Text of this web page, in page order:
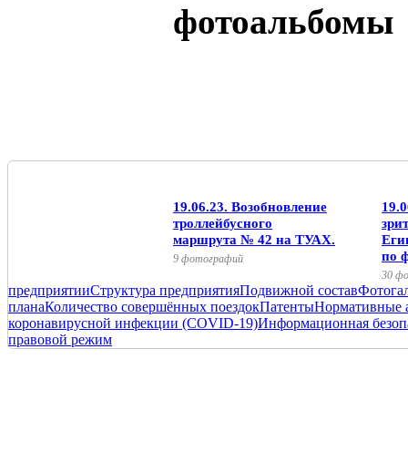
фотоальбомы
19.06.23. Возобновление
троллейбусного
маршрута № 42 на ТУАХ.
9 фотографий
по
30
предприятииСтруктура предприятияПодвижной состав
планаКоличество совершённых поездокПатентыНормативные
коронавирусной инфекции (COVID-19)Информационная
правовой режим